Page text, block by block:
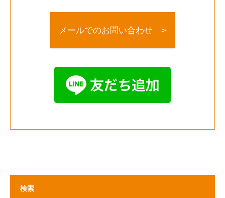
メールでのお問い合わせ >
検索